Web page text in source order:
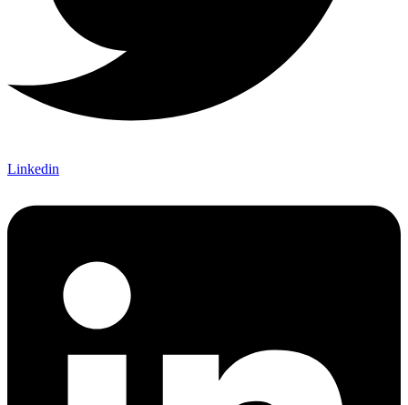
Linkedin